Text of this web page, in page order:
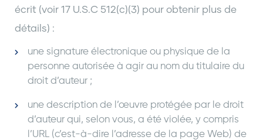
écrit (voir 17 U.S.C 512(c)(3) pour obtenir plus de
détails) :
une signature électronique ou physique de la
personne autorisée à agir au nom du titulaire du
droit d’auteur ;
une description de l’œuvre protégée par le droit
d’auteur qui, selon vous, a été violée, y compris
l’URL (c’est-à-dire l’adresse de la page Web) de